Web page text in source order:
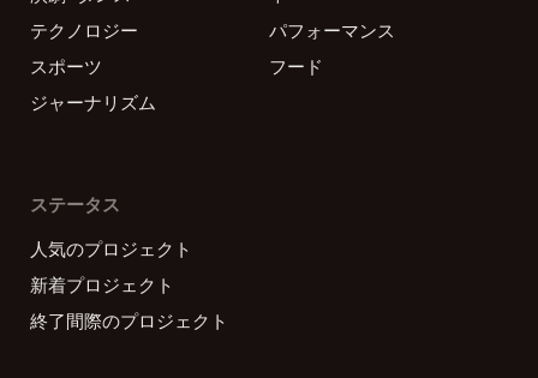
テクノロジー
パフォーマンス
スポーツ
フード
ジャーナリズム
ステータス
人気のプロジェクト
新着プロジェクト
終了間際のプロジェクト